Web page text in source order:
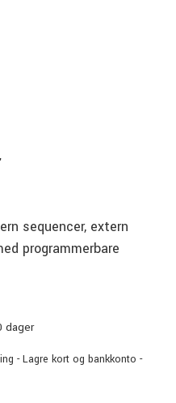
sequencer, extern
programmerbare
dager
- Lagre kort og bankkonto -